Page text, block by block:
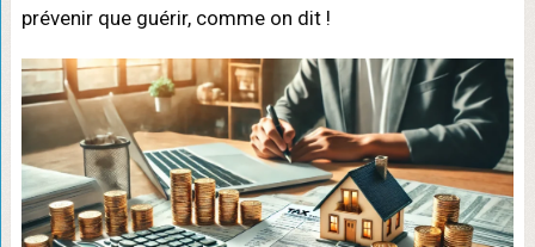
prévenir que guérir, comme on dit !